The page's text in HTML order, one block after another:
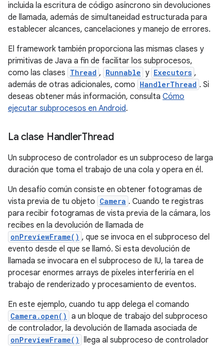
incluida la escritura de código asíncrono sin devoluciones
de llamada, además de simultaneidad estructurada para
establecer alcances, cancelaciones y manejo de errores.
El framework también proporciona las mismas clases y
primitivas de Java a fin de facilitar los subprocesos,
como las clases Thread , Runnable y Executors ,
además de otras adicionales, como HandlerThread . Si
deseas obtener más información, consulta Cómo
ejecutar subprocesos en Android.
La clase HandlerThread
Un subproceso de controlador es un subproceso de larga
duración que toma el trabajo de una cola y opera en él.
Un desafío común consiste en obtener fotogramas de
vista previa de tu objeto Camera . Cuando te registras
para recibir fotogramas de vista previa de la cámara, los
recibes en la devolución de llamada de
onPreviewFrame() , que se invoca en el subproceso del
evento desde el que se llamó. Si esta devolución de
llamada se invocara en el subproceso de IU, la tarea de
procesar enormes arrays de píxeles interferiría en el
trabajo de renderizado y procesamiento de eventos.
En este ejemplo, cuando tu app delega el comando
Camera.open() a un bloque de trabajo del subproceso
de controlador, la devolución de llamada asociada de
onPreviewFrame() llega al subproceso de controlador